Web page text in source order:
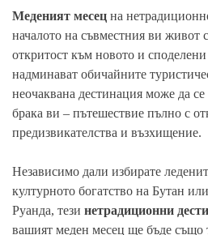
Меденият месец на
началото на съвместния ви живот
откритост към новото и
надминават обичайните
неочаквана дестинация може да
брака ви – пътешествие пълно с
предизвикателства и възхищение.
Независимо дали избирате
културното богатство на Бутан
Руанда, тези нетрадиционни
вашият меден месец ще бъде също